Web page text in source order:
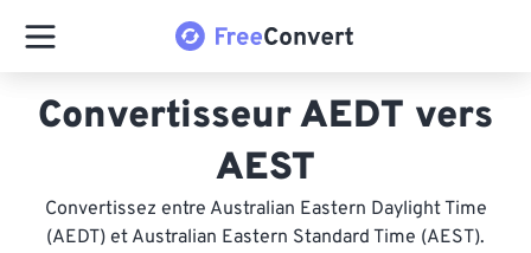
Convertisseur AEDT vers
AEST
Convertissez entre Australian Eastern Daylight Time
(AEDT) et Australian Eastern Standard Time (AEST).